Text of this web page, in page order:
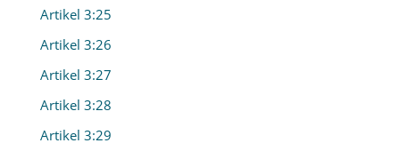
Artikel 3:25
Artikel 3:26
Artikel 3:27
Artikel 3:28
Artikel 3:29